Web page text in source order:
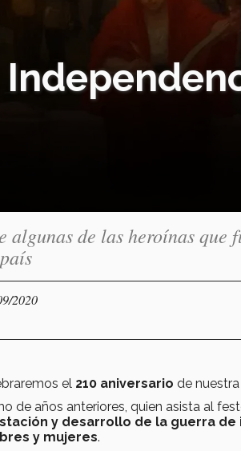
algunas de las heroínas que
2020
el 210 aniversario de nuestra
años anteriores, quien asista al
y desarrollo de la guerra
y mujeres.